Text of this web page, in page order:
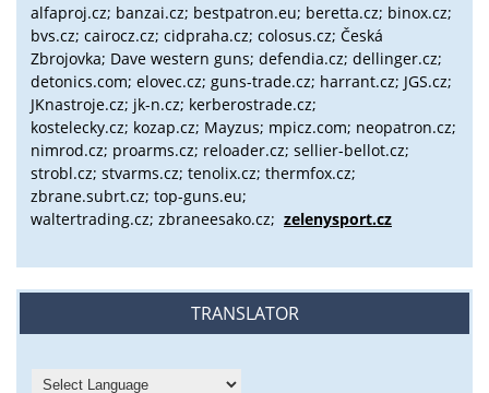
alfaproj.cz; banzai.cz; bestpatron.eu; beretta.cz; binox.cz;
bvs.cz; cairocz.cz; cidpraha.cz; colosus.cz; Česká
Zbrojovka; Dave western guns; defendia.cz; dellinger.cz;
detonics.com; elovec.cz; guns-trade.cz; harrant.cz; JGS.cz;
JKnastroje.cz; jk-n.cz; kerberostrade.cz;
kostelecky.cz; kozap.cz; Mayzus; mpicz.com; neopatron.cz;
nimrod.cz; proarms.cz; reloader.cz; sellier-bellot.cz;
strobl.cz; stvarms.cz; tenolix.cz; thermfox.cz;
zbrane.subrt.cz; top-guns.eu;
waltertrading.cz; zbraneesako.cz; zelenysport.cz
TRANSLATOR